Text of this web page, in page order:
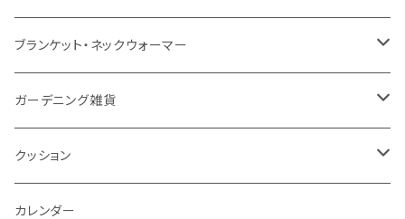
ナイロン
磁器マグ・湯呑
カスタムデザイン
キッチンツール
ノート
付箋
トレイ
パットカバー、ブックカバー
デスクライト
付属ライト
ランタン
非常食
モバイルスタンド
モバイルリング
アクセサリー・スマホケース
タッチペン
スライド式ミラー
ケース付きミラー
手持ちミラー
ビューティー雑貨
ピクチャーボード、ポスター
フォトフレーム、スタンド
キーホルダー
時計
ブランケット・ネックウォーマー
ブランケット
ネックウォーマー
マフラー・ストール
ガーデニング雑貨
F.O.B COOP
クッション
折りたたみクッション
カレンダー